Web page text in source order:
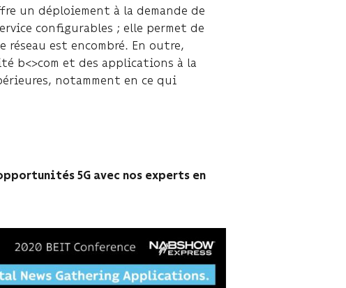
un déploiement à la demande de
configurables ; elle permet de
est encombré. En outre,
b<>com et des applications à la
notamment en ce qui
5G avec nos experts en